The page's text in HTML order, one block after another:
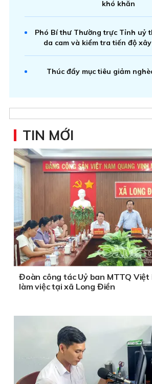
khó khăn
Phó Bí thư Thường trực Tỉnh uỷ
da cam và kiểm tra tiến độ
Thúc đẩy mục tiêu giảm
TIN MỚI
Đoàn công tác Uỷ ban MTTQ Việt
làm việc tại xã Long Điền